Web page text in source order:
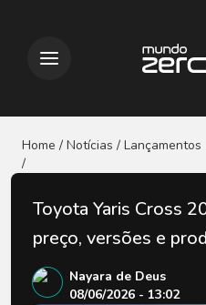
Home / Notícias / Lançamentos
/
Toyota Yaris Cross
preço, versões e
Nayara de Deus
08/06/2026 - 13:02